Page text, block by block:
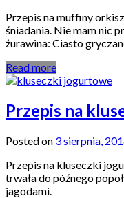
Przepis na muffiny
śniadania. Nie mam nic
żurawina: Ciasto
Read more
Przepis na
Posted on 3 sierpnia,
Przepis na kluseczki
trwała do późnego
jagodami.